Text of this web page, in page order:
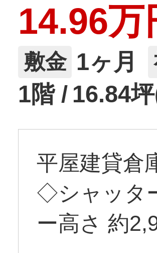
14.96万
敷金 1ヶ月
1階
16.84
平屋建貸
◇シャッタ
ー高さ 約